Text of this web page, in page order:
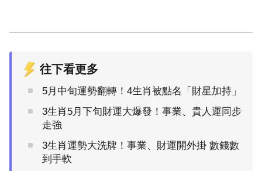
往下看更多
5月中旬運勢翻轉！4生肖被點名「財星加持」
3生肖5月下旬財運大爆發！事業、貴人運同步
走強
3生肖運勢大洗牌！事業、財運開外掛 數錢數
到手軟